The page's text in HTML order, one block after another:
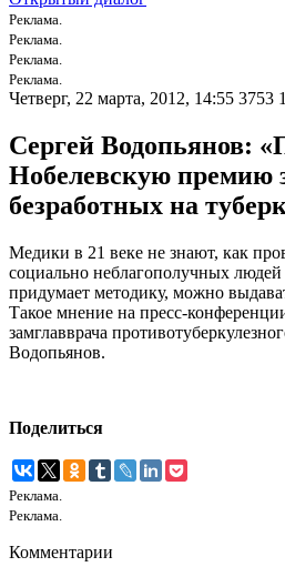
Реклама.
Реклама.
Реклама.
Реклама.
Четверг, 22 марта, 2012, 14:55 3753 1
Сергей Водопьянов:
Нобелевскую премию
безработных на
Медики в 21 веке не знают, как
социально неблагополучных людей
придумает методику, можно
Такое мнение на пресс-
замглавврача
Водопьянов.
Поделиться
Реклама.
Реклама.
Комментарии